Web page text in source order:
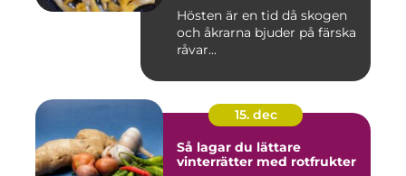
Hösten är en tid då skogen
och åkrarna bjuder på färska
råvar...
15. dec
Så lagar du lättare
vinterrätter med rotfrukter